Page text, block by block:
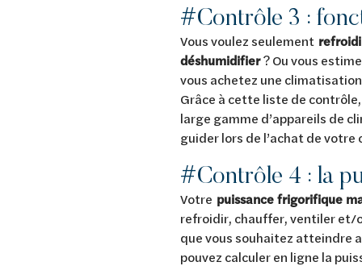
#Contrôle 3 :
Vous voulez seulement
déshumidifier? Ou vous
vous achetez une
Grâce à cette liste de
large gamme d’appareils de
guider lors de l’achat de
#Contrôle 4 : la
Votre puissance frigorifique
refroidir, chauffer, ventiler et/
que vous souhaitez atteindre
pouvez calculer en ligne la